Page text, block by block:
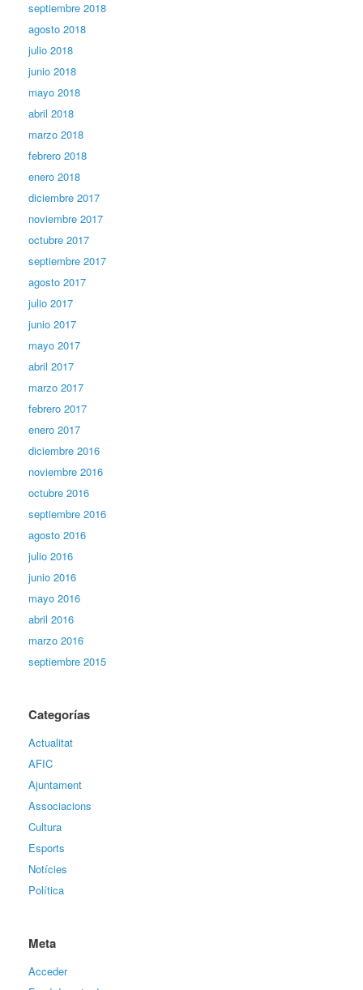
septiembre 2018
agosto 2018
julio 2018
junio 2018
mayo 2018
abril 2018
marzo 2018
febrero 2018
enero 2018
diciembre 2017
noviembre 2017
octubre 2017
septiembre 2017
agosto 2017
julio 2017
junio 2017
mayo 2017
abril 2017
marzo 2017
febrero 2017
enero 2017
diciembre 2016
noviembre 2016
octubre 2016
septiembre 2016
agosto 2016
julio 2016
junio 2016
mayo 2016
abril 2016
marzo 2016
septiembre 2015
Categorías
Actualitat
AFIC
Ajuntament
Associacions
Cultura
Esports
Notícies
Política
Meta
Acceder